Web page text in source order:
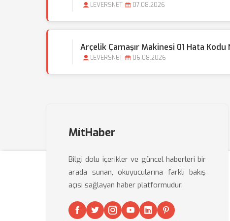
LEVERSNET 07.08.2026
Arçelik Çamaşır Makinesi 01 Hata
LEVERSNET 06.08.2026
MitHaber
Bilgi dolu içerikler ve güncel haberleri bir
arada sunan, okuyucularına farklı bakış
açısı sağlayan haber platformudur.